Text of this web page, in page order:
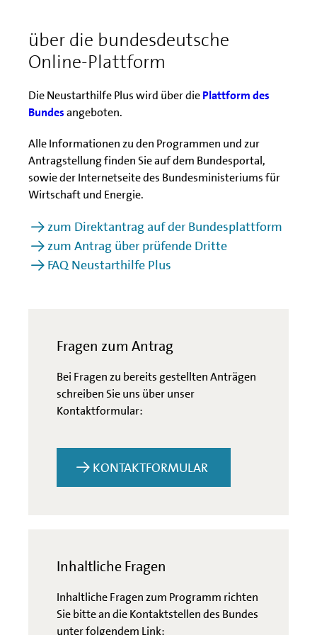
über die bundesdeutsche
Online-Plattform
Die Neustarthilfe Plus wird über diePlattform des
Bundesangeboten.
Alle Informationen zu den Programmen und zur
Antragstellung finden Sie auf dem Bundesportal,
sowie der Internetseite des Bundesministeriums für
Wirtschaft und Energie.
zum Direktantrag auf der Bundesplattform
zum Antrag über prüfende Dritte
FAQ Neustarthilfe Plus
Fragen zum Antrag
Bei Fragen zu bereits gestellten Anträgen
schreiben Sie uns über unser
Kontaktformular:
KONTAKTFORMULAR
Inhaltliche Fragen
Inhaltliche Fragen zum Programm richten
Sie bitte an die Kontaktstellen des Bundes
unter folgendem Link: